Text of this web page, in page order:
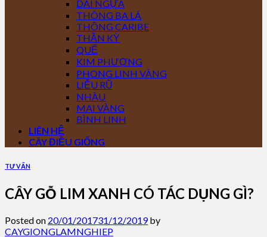
DÁI NGỰA
THÔNG BA LÁ
THÔNG CARIBE
THẦN KỲ
QUẾ
KIM PHƯỢNG
PHONG LINH VÀNG
LIỄU RŨ
NHÀU
MAI VÀNG
BÌNH LINH
LIÊN HỆ
CÂY ĐIỀU GIỐNG
TƯ VẤN
CÂY GỖ LIM XANH CÓ TÁC DỤNG GÌ?
Posted on 20/01/201731/12/2019by
CAYGIONGLAMNGHIEP